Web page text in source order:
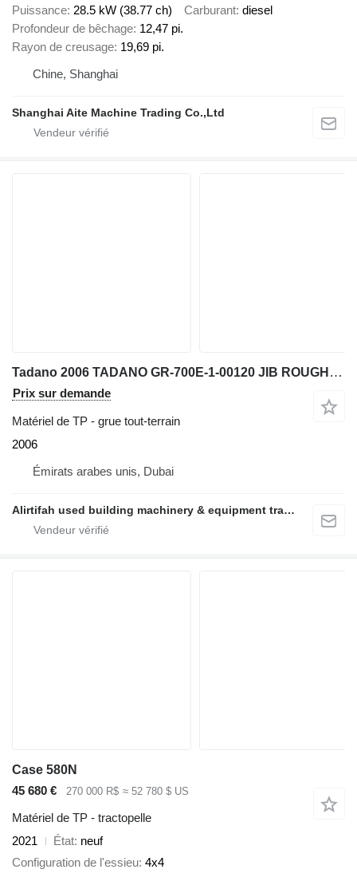
Puissance 28.5 kW (38.77 ch) Carburant diesel
Profondeur de bêchage 12,47 pi.
Rayon de creusage 19,69 pi.
Chine, Shanghai
Shanghai Aite Machine Trading Co.,Ltd
Tadano 2006 TADANO GR-700E-1-00120 JIB ROUGH TERRAIN CRANE , CAPACITY 7
Prix sur demande
Matériel de TP - grue tout-terrain
2006
Émirats arabes unis, Dubai
Alirtifah used building machinery & equipment trading llc
Case 580N
45 680 €
270 000 R$ ≈ 52 780 $ US
Matériel de TP - tractopelle
2021
État neuf
Configuration de l'essieu 4x4